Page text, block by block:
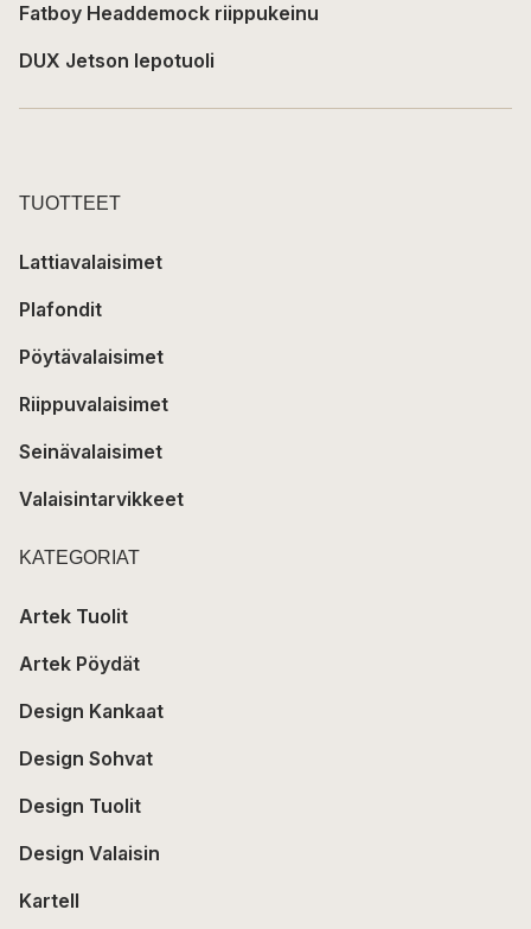
Fatboy Headdemock riippukeinu
DUX Jetson lepotuoli
TUOTTEET
Lattiavalaisimet
Plafondit
Pöytävalaisimet
Riippuvalaisimet
Seinävalaisimet
Valaisintarvikkeet
KATEGORIAT
Artek Tuolit
Artek Pöydät
Design Kankaat
Design Sohvat
Design Tuolit
Design Valaisin
Kartell